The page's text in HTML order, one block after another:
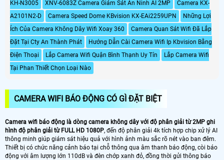
KH-N3005 XNV-6083Z Camera Giám Sát An Ninh AI 2MP
Camera KX-
A2101N2-D
Camera Speed Dome KBvision KX-EAi2259UPN
Những Lợi
Ích Của Camera Không Dây Wifi Xoay 360
Camera Quan Sát Wifi Đã Lắp
Đặt Tại Cty An Thành Phát
Hướng Dẫn Cài Camera Wifi Ip Kbvision Bằng
Điện Thoại
Lắp Camera Wifi Quận Bình Thạnh Uy Tín
Lắp Camera Wifi
Tại Phan Thiết Chọn Loại Nào
CAMERA WIFI BÁO ĐỘNG CÓ GÌ ĐẶT BIỆT
Camera wifi báo động là dòng camera không dây với độ phân giải từ 2MP ghi
hình độ phân giải từ FULL HD 1080P, đến độ phân giải 4k tích hợp chip xử lý AI
thông minh giúp giám sát hiệu quả với hình ảnh màu sắc rõ nét vào ban đêm.
Thiết bị có chức năng cảnh báo tại chỗ thông qua âm thanh báo động, còi báo
động với âm lượng lớn 110dB và đèn chớp xanh đỏ, đồng thời gửi thông báo